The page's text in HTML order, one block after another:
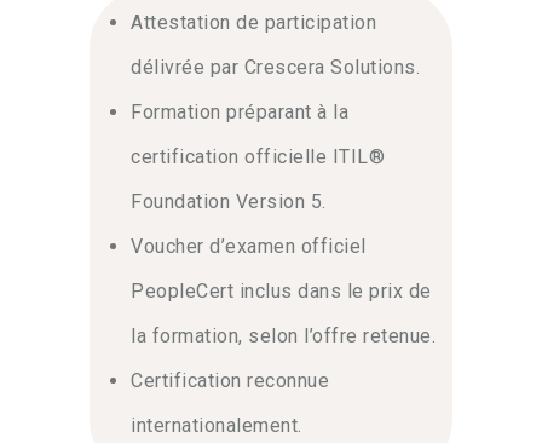
Attestation de participation
délivrée par Crescera Solutions.
Formation préparant à la
certification officielle ITIL®
Foundation Version 5.
Voucher d’examen officiel
PeopleCert inclus dans le prix de
la formation, selon l’offre retenue.
Certification reconnue
internationalement.